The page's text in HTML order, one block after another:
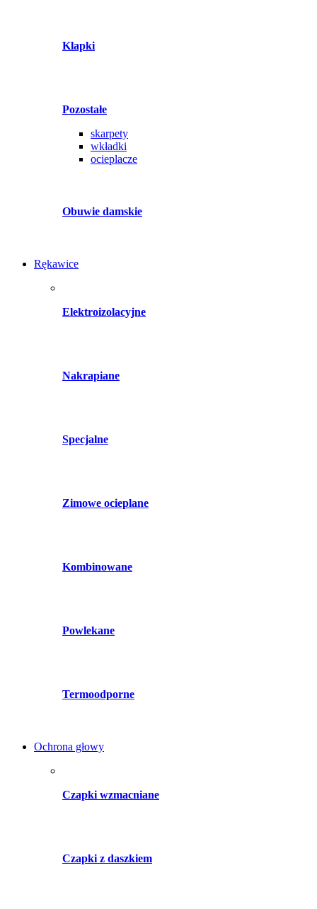
Klapki
Pozostałe
skarpety
wkładki
ocieplacze
Obuwie damskie
Rękawice
Elektroizolacyjne
Nakrapiane
Specjalne
Zimowe ocieplane
Kombinowane
Powlekane
Termoodporne
Ochrona głowy
Czapki wzmacniane
Czapki z daszkiem